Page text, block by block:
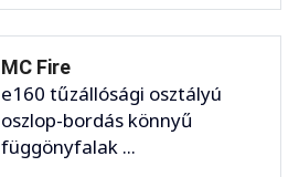
MC Fire
e160 tűzállósági osztályú
oszlop-bordás könnyű
függönyfalak ...